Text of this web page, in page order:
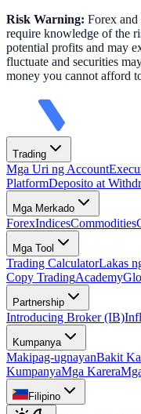
Risk Warning: Forex and
require knowledge of the
potential profits and may
fluctuate and securities
money you cannot afford
Trading
Mga Uri ng Account
PlatformDeposito at
Mga Merkado
ForexIndicesCommodities
Mga Tool
Trading CalculatorLakas
Copy TradingAcademy
Partnership
Introducing Broker (IB)
Kumpanya
Makipag-ugnayanBakit
KumpanyaMga Karera
Filipino